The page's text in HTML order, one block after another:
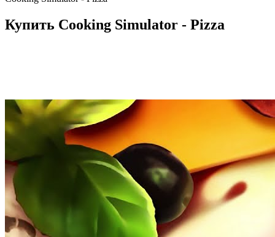
Купить Cooking Simulator - Pizza